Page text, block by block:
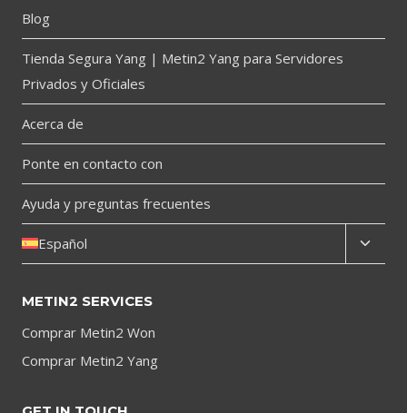
Blog
Tienda Segura Yang | Metin2 Yang para Servidores
Privados y Oficiales
Acerca de
Ponte en contacto con
Ayuda y preguntas frecuentes
Español
child
METIN2 SERVICES
Comprar Metin2 Won
Comprar Metin2 Yang